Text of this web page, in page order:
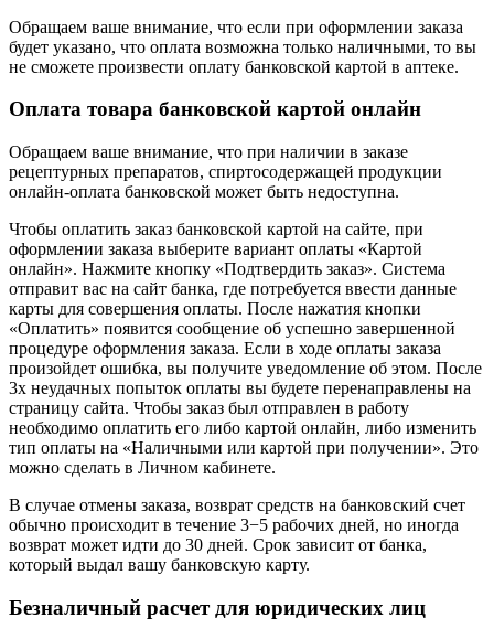
Обращаем ваше внимание, что если при оформлении заказа
будет указано, что оплата возможна только наличными, то вы
не сможете произвести оплату банковской картой в аптеке.
Оплата товара банковской картой онлайн
Обращаем ваше внимание, что при наличии в заказе
рецептурных препаратов, спиртосодержащей продукции
онлайн-оплата банковской может быть недоступна.
Чтобы оплатить заказ банковской картой на сайте, при
оформлении заказа выберите вариант оплаты «Картой
онлайн». Нажмите кнопку «Подтвердить заказ». Система
отправит вас на сайт банка, где потребуется ввести данные
карты для совершения оплаты. После нажатия кнопки
«Оплатить» появится сообщение об успешно завершенной
процедуре оформления заказа. Если в ходе оплаты заказа
произойдет ошибка, вы получите уведомление об этом. После
3х неудачных попыток оплаты вы будете перенаправлены на
страницу сайта. Чтобы заказ был отправлен в работу
необходимо оплатить его либо картой онлайн, либо изменить
тип оплаты на «Наличными или картой при получении». Это
можно сделать в Личном кабинете.
В случае отмены заказа, возврат средств на банковский счет
обычно происходит в течение 3−5 рабочих дней, но иногда
возврат может идти до 30 дней. Срок зависит от банка,
который выдал вашу банковскую карту.
Безналичный расчет для юридических лиц